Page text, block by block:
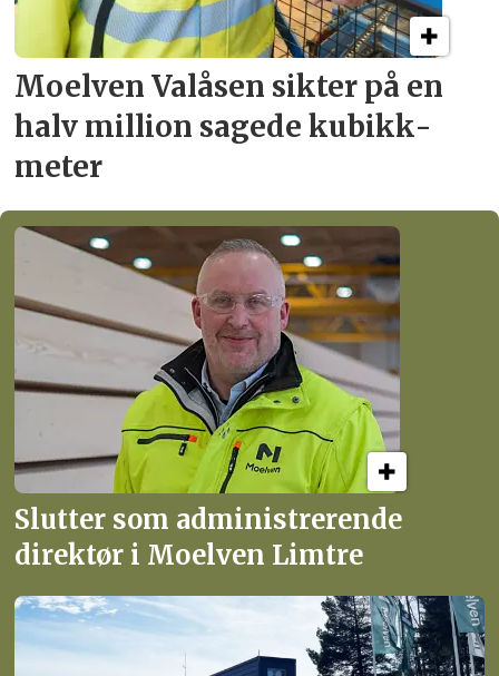
Moelven Valåsen sikter på en
halv million sagede kubikk­
meter
Slutter som administrerende
direktør i Moelven Limtre